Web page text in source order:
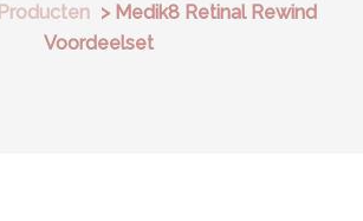
Producten > Medik8 Retinal Rewind
Voordeelset